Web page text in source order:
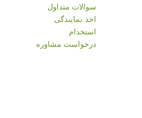
سوالات متداول
اخذ نمایندگی
استخدام
درخواست مشاوره